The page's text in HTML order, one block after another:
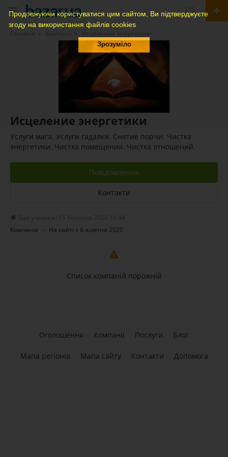
Продовжуючи користуватися цим сайтом, Ви підтверджуєте
згоду на використання файлів cookies
Зрозуміло
Исцеление энергетики
Услуги мага. Услуги гадалки. Снятие порчи. Чистка
энергетики. Чистка помещения. Чистка отношений.
Повідомлення
Контакти
Компанія
На сайті з 6 жовтня 2020
Список компаній порожній
Оголошення Компанії Послуги Блог
Мапа регіонів Мапа сайту Контакти Допомога